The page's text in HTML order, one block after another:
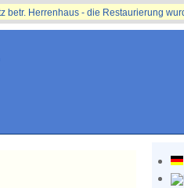
betr. Herrenhaus - die Restaurierung